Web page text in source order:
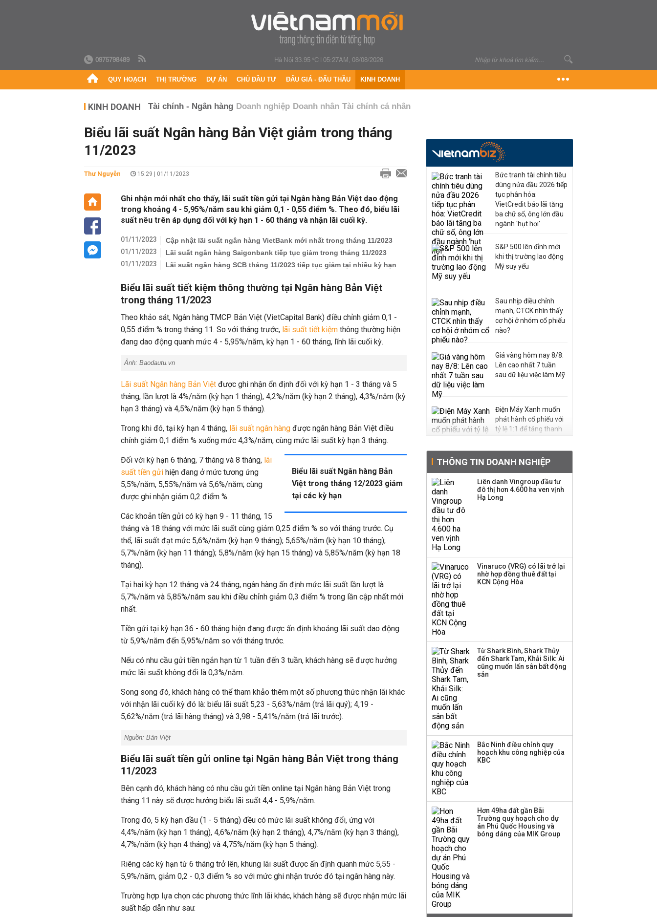
0975798489 Hà Nội 33.95 °C|05:27AM, 08/08/2026
QUY HOẠCH THỊ TRƯỜNG DỰ ÁN CHỦ ĐẦU TƯ ĐẤU GIÁ - ĐẤU THẦU KINH DOANH
KINH DOANH Tài chính - Ngân hàng Doanh nghiệp Doanh nhân Tài chính cá nhân
Biểu lãi suất Ngân hàng Bản Việt giảm trong tháng
11/2023
Thư Nguyễn 15:29 | 01/11/2023
Ghi nhận mới nhất cho thấy, lãi suất tiền gửi tại Ngân hàng Bản Việt dao động
trong khoảng 4 - 5,95%/năm sau khi giảm 0,1 - 0,55 điểm %. Theo đó, biểu lãi
suất nêu trên áp dụng đối với kỳ hạn 1 - 60 tháng và nhận lãi cuối kỳ.
01/11/2023
Cập nhật lãi suất ngân hàng VietBank mới nhất trong tháng 11/2023
01/11/2023
Lãi suất ngân hàng Saigonbank tiếp tục giảm trong tháng 11/2023
01/11/2023
Lãi suất ngân hàng SCB tháng 11/2023 tiếp tục giảm tại nhiều kỳ hạn
Biểu lãi suất tiết kiệm thông thường tại Ngân hàng Bản Việt
trong tháng 11/2023
Theo khảo sát, Ngân hàng TMCP Bản Việt (VietCapital Bank) điều chỉnh giảm 0,1 -
0,55 điểm % trong tháng 11. So với tháng trước, lãi suất tiết kiệm thông thường hiện
đang dao động quanh mức 4 - 5,95%/năm, kỳ hạn 1 - 60 tháng, lĩnh lãi cuối kỳ.
Ảnh: Baodautu.vn
Lãi suất Ngân hàng Bản Việt được ghi nhận ổn định đối với kỳ hạn 1 - 3 tháng và 5
tháng, lần lượt là 4%/năm (kỳ hạn 1 tháng), 4,2%/năm (kỳ hạn 2 tháng), 4,3%/năm (kỳ
hạn 3 tháng) và 4,5%/năm (kỳ hạn 5 tháng).
Trong khi đó, tại kỳ hạn 4 tháng, lãi suất ngân hàng được ngân hàng Bản Việt điều
chỉnh giảm 0,1 điểm % xuống mức 4,3%/năm, cùng mức lãi suất kỳ hạn 3 tháng.
Biểu lãi suất Ngân hàng Bản
Việt trong tháng 12/2023 giảm
tại các kỳ hạn
Đối với kỳ hạn 6 tháng, 7 tháng và 8 tháng, lãi
suất tiền gửi hiện đang ở mức tương ứng
5,5%/năm, 5,55%/năm và 5,6%/năm; cùng
được ghi nhận giảm 0,2 điểm %.
Các khoản tiền gửi có kỳ hạn 9 - 11 tháng, 15
tháng và 18 tháng với mức lãi suất cùng giảm 0,25 điểm % so với tháng trước. Cụ
thể, lãi suất đạt mức 5,6%/năm (kỳ hạn 9 tháng); 5,65%/năm (kỳ hạn 10 tháng);
5,7%/năm (kỳ hạn 11 tháng); 5,8%/năm (kỳ hạn 15 tháng) và 5,85%/năm (kỳ hạn 18
tháng).
Tại hai kỳ hạn 12 tháng và 24 tháng, ngân hàng ấn định mức lãi suất lần lượt là
5,7%/năm và 5,85%/năm sau khi điều chỉnh giảm 0,3 điểm % trong lần cập nhất mới
nhất.
Tiền gửi tại kỳ hạn 36 - 60 tháng hiện đang được ấn định khoảng lãi suất dao động
từ 5,9%/năm đến 5,95%/năm so với tháng trước.
Nếu có nhu cầu gửi tiền ngắn hạn từ 1 tuần đến 3 tuần, khách hàng sẽ được hưởng
mức lãi suất không đổi là 0,3%/năm.
Song song đó, khách hàng có thể tham khảo thêm một số phương thức nhận lãi khác
với nhận lãi cuối kỳ đó là: biểu lãi suất 5,23 - 5,63%/năm (trả lãi quý); 4,19 -
5,62%/năm (trả lãi hàng tháng) và 3,98 - 5,41%/năm (trả lãi trước).
Nguồn: Bản Việt
Biểu lãi suất tiền gửi online tại Ngân hàng Bản Việt trong tháng
11/2023
Bên cạnh đó, khách hàng có nhu cầu gửi tiền online tại Ngân hàng Bản Việt trong
tháng 11 này sẽ được hưởng biểu lãi suất 4,4 - 5,9%/năm.
Trong đó, 5 kỳ hạn đầu (1 - 5 tháng) đều có mức lãi suất không đổi, ứng với
4,4%/năm (kỳ hạn 1 tháng), 4,6%/năm (kỳ hạn 2 tháng), 4,7%/năm (kỳ hạn 3 tháng),
4,7%/năm (kỳ hạn 4 tháng) và 4,75%/năm (kỳ hạn 5 tháng).
Riêng các kỳ hạn từ 6 tháng trở lên, khung lãi suất được ấn định quanh mức 5,55 -
5,9%/năm, giảm 0,2 - 0,3 điểm % so với mức ghi nhận trước đó tại ngân hàng này.
Trường hợp lựa chọn các phương thức lĩnh lãi khác, khách hàng sẽ được nhận mức lãi
suất hấp dẫn như sau:
Bức tranh tài chính tiêu
dùng nửa đầu 2026 tiếp
tục phân hóa:
VietCredit báo lãi tăng
ba chữ số, ông lớn đầu
ngành 'hụt hơi'
S&P 500 lên đỉnh mới
khi thị trường lao động
Mỹ suy yếu
Sau nhịp điều chỉnh
mạnh, CTCK nhìn thấy
cơ hội ở nhóm cổ phiếu
nào?
Giá vàng hôm nay 8/8:
Lên cao nhất 7 tuần
sau dữ liệu việc làm Mỹ
Điện Máy Xanh muốn
phát hành cổ phiếu với
tỷ lệ 1:1 để tăng thanh
Quy hoạch 4 khu lấn
biển ở Phú Quốc
hàng
Dự án Sheraton Phú
Huấn Hoa Hồng bỗng
dưng ‘biến mất’, một
công ty khác đã giải thể
THÔNG TIN DOANH NGHIỆP
Liên danh Vingroup đầu tư
đô thị hơn 4.600 ha ven vịnh
Hạ Long
Vinaruco (VRG) có lãi trở lại
nhờ hợp đồng thuê đất tại
KCN Cộng Hòa
Từ Shark Bình, Shark Thủy
đến Shark Tam, Khải Silk: Ai
cũng muốn lấn sân bất động
sản
Bắc Ninh điều chỉnh quy
hoạch khu công nghiệp của
KBC
Hơn 49ha đất gần Bãi
Trường quy hoạch cho dự
án Phú Quốc Housing và
bóng dáng của MIK Group